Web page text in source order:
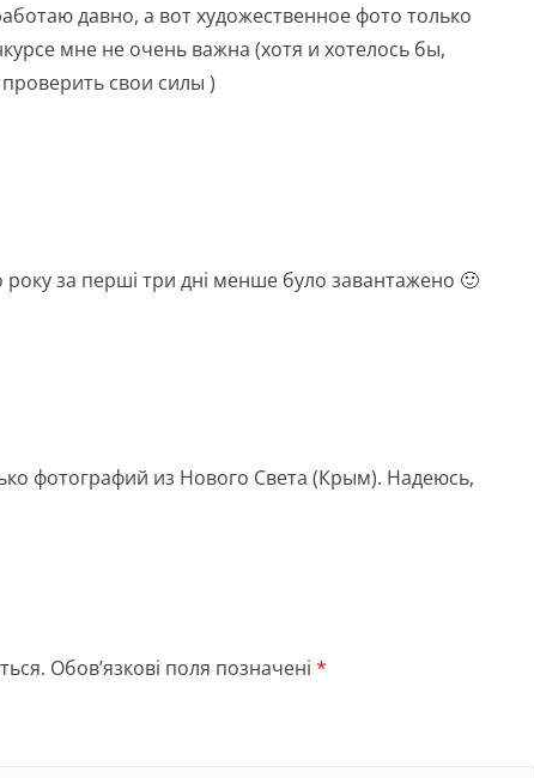
давно, а вот художественное фото только
мне не очень важна (хотя и хотелось бы,
свои силы )
за перші три дні менше було завантажено 🙂
фотографий из Нового Света (Крым). Надеюсь,
Обов’язкові поля позначені *